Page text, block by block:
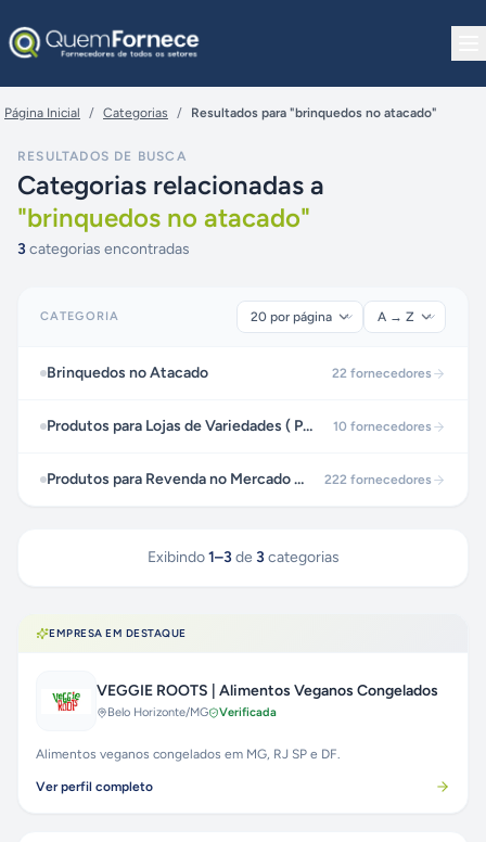
Página Inicial / Categorias / Resultados para "brinquedos no atacado"
RESULTADOS DE BUSCA
Categorias relacionadas a
"brinquedos no atacado"
3 categorias encontradas
CATEGORIA
Brinquedos no Atacado 22 fornecedores
Produtos para Lojas de Variedades ( Preços Populares) 10 fornecedores
Produtos para Revenda no Mercado Livre 222 fornecedores
Exibindo 1–3 de 3 categorias
EMPRESA EM DESTAQUE
VEGGIE ROOTS | Alimentos Veganos Congelados
Belo Horizonte/MG Verificada
Alimentos veganos congelados em MG, RJ SP e DF.
Ver perfil completo